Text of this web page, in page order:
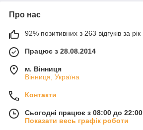
Про нас
92% позитивних з 263 відгуків за рік
Працює з 28.08.2014
м. Вінниця
Вінниця, Україна
Контакти
Сьогодні працює з 08:00 до 22:00
Показати весь графік роботи